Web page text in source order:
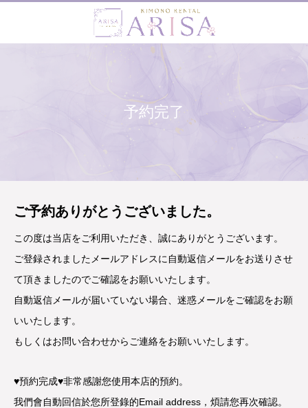
予約完了
ご予約ありがとうございました。
この度は当店をご利用いただき、誠にありがとうございます。
ご登録されましたメールアドレスに自動返信メールをお送りさせ
て頂きましたのでご確認をお願いいたします。
自動返信メールが届いていない場合、迷惑メールをご確認をお願
いいたします。
もしくはお問い合わせからご連絡をお願いいたします。
♥預約完成♥非常感謝您使用本店的預約。
我們會自動回信於您所登錄的Email address，煩請您再次確認。